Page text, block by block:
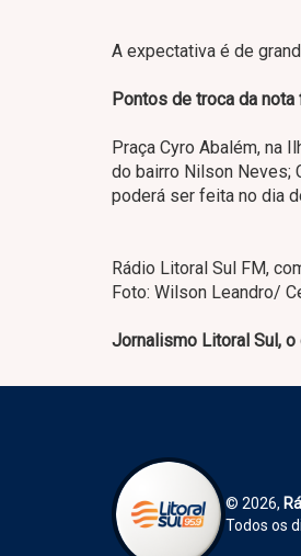
A expectativa é de
Pontos de troca da
Praça Cyro Abalém, na
do bairro Nilson Neves;
poderá ser feita no dia
Rádio Litoral Sul FM,
Foto: Wilson Leandro/
Jornalismo Litoral Sul,
© 2026,
Todos os